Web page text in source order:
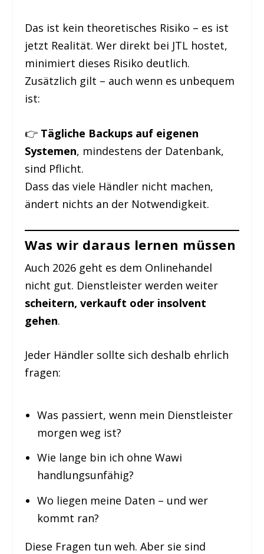
Das ist kein theoretisches Risiko – es ist
jetzt Realität. Wer direkt bei JTL hostet,
minimiert dieses Risiko deutlich.
Zusätzlich gilt – auch wenn es unbequem
ist:
👉 Tägliche Backups auf eigenen
Systemen, mindestens der Datenbank,
sind Pflicht.
Dass das viele Händler nicht machen,
ändert nichts an der Notwendigkeit.
Was wir daraus lernen müssen
Auch 2026 geht es dem Onlinehandel
nicht gut. Dienstleister werden weiter
scheitern, verkauft oder insolvent
gehen.
Jeder Händler sollte sich deshalb ehrlich
fragen:
Was passiert, wenn mein Dienstleister
morgen weg ist?
Wie lange bin ich ohne Wawi
handlungsunfähig?
Wo liegen meine Daten – und wer
kommt ran?
Diese Fragen tun weh. Aber sie sind